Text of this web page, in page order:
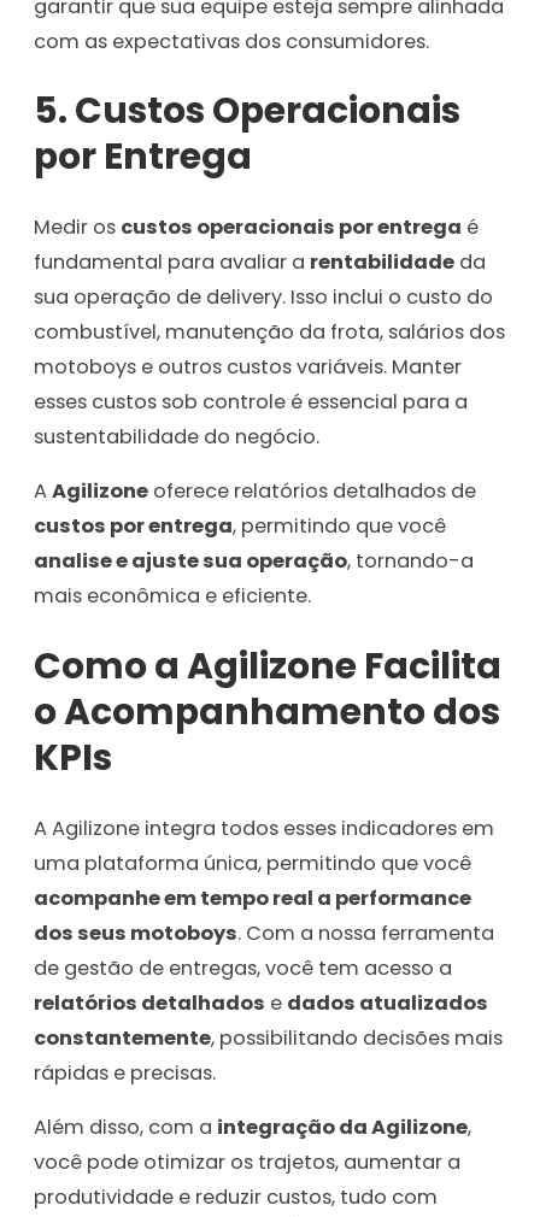
garantir que sua equipe esteja sempre alinhada
com as expectativas dos consumidores.
5.Custos Operacionais
por Entrega
Medir os custos operacionais por entrega é
fundamental para avaliar a rentabilidade da
sua operação de delivery. Isso inclui o custo do
combustível, manutenção da frota, salários dos
motoboys e outros custos variáveis. Manter
esses custos sob controle é essencial para a
sustentabilidade do negócio.
AAgilizone oferece relatórios detalhados de
custos por entrega, permitindo que você
analise e ajuste sua operação, tornando-a
mais econômica e eficiente.
Como a Agilizone Facilita
o Acompanhamento dos
KPIs
A Agilizone integra todos esses indicadores em
uma plataforma única, permitindo que você
acompanhe em tempo real a performance
dos seus motoboys. Com a nossa ferramenta
de gestão de entregas, você tem acesso a
relatórios detalhados e dados atualizados
constantemente, possibilitando decisões mais
rápidas e precisas.
Além disso, com a integração da Agilizone,
você pode otimizar os trajetos, aumentar a
produtividade e reduzir custos, tudo com